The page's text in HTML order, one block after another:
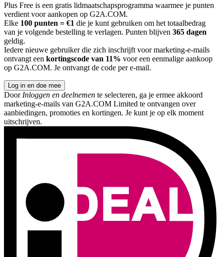
Plus Free is een gratis lidmaatschapsprogramma waarmee je punten
verdient voor aankopen op G2A.COM.
Elke 100 punten = €1 die je kunt gebruiken om het totaalbedrag
van je volgende bestelling te verlagen. Punten blijven 365 dagen
geldig.
Iedere nieuwe gebruiker die zich inschrijft voor marketing-e-mails
ontvangt een kortingscode van 11% voor een eenmalige aankoop
op G2A.COM. Je ontvangt de code per e-mail.
Log in en doe mee
Door Inloggen en deelnemen te selecteren, ga je ermee akkoord
marketing-e-mails van G2A.COM Limited te ontvangen over
aanbiedingen, promoties en kortingen. Je kunt je op elk moment
uitschrijven.